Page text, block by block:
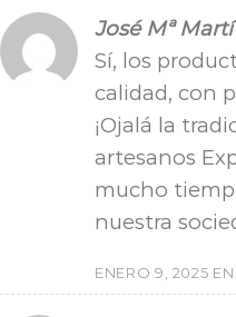
José Mª Martí
Sí, los
calidad, con
¡Ojalá la
artesanos
mucho
nuestra
ENERO 9, 2025 EN